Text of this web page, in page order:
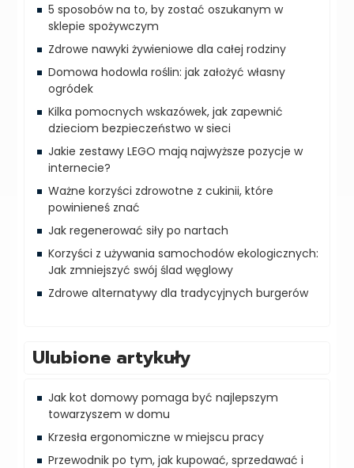
5 sposobów na to, by zostać oszukanym w
sklepie spożywczym‍
Zdrowe nawyki żywieniowe dla całej rodziny
Domowa hodowla roślin: jak założyć własny
ogródek
Kilka pomocnych wskazówek, jak zapewnić
dzieciom bezpieczeństwo w sieci
Jakie zestawy LEGO mają najwyższe pozycje w
internecie?
Ważne korzyści zdrowotne z cukinii, które
powinieneś znać
Jak regenerować siły po nartach
Korzyści z używania samochodów ekologicznych:
Jak zmniejszyć swój ślad węglowy
Zdrowe alternatywy dla tradycyjnych burgerów
Ulubione artykuły
Jak kot domowy pomaga być najlepszym
towarzyszem w domu
Krzesła ergonomiczne w miejscu pracy
Przewodnik po tym, jak kupować, sprzedawać i